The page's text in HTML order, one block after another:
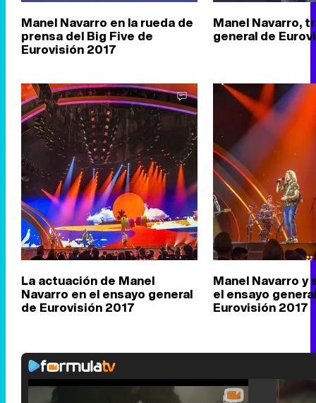
Manel Navarro en la rueda de
prensa del Big Five de
Eurovisión 2017
Manel Navarro,
general de
La actuación de Manel
Navarro en el ensayo general
de Eurovisión 2017
Manel Navarro y
el ensayo
Eurovisión 2017